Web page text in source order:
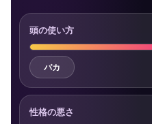
頭の使い方
バカ
性格の悪さ